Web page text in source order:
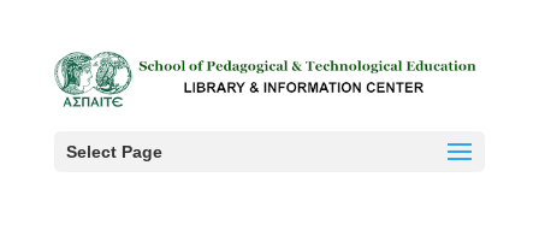
Select Page